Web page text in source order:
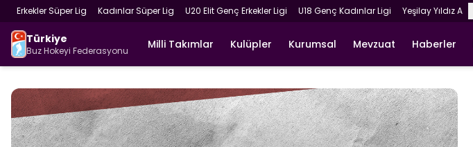
Erkekler Süper Lig Kadınlar Süper Lig U20 Elit Genç Erkekler Ligi U18 Genç Kadınlar Ligi Yeşilay Yıldız A
Türkiye
Buz Hokeyi Federasyonu Milli Takımlar Kulüpler Kurumsal Mevzuat Haberler